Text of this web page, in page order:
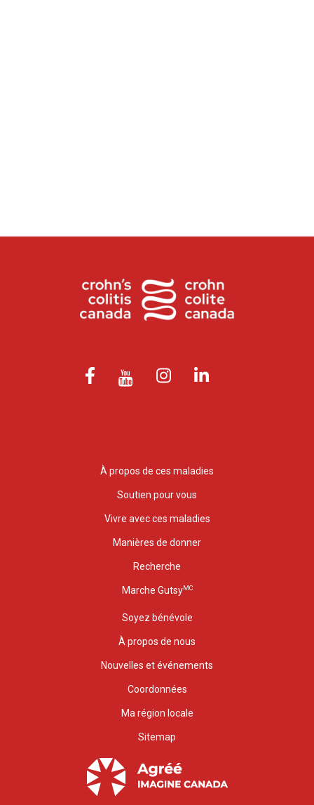
À propos de ces maladies
Soutien pour vous
Vivre avec ces maladies
Manières de donner
Recherche
Marche GutsyMC
Soyez bénévole
À propos de nous
Nouvelles et événements
Coordonnées
Ma région locale
Sitemap